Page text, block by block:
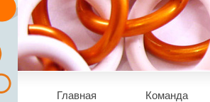
Главная Команда